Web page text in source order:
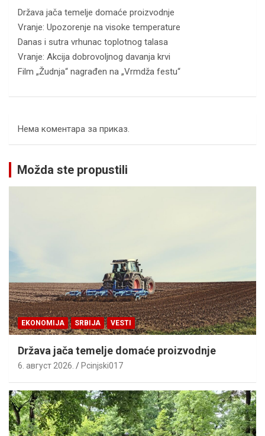
Država jača temelje domaće proizvodnje
Vranje: Upozorenje na visoke temperature
Danas i sutra vrhunac toplotnog talasa
Vranje: Akcija dobrovoljnog davanja krvi
Film „Žudnja“ nagrađen na „Vrmdža festu“
Нема коментара за приказ.
Možda ste propustili
EKONOMIJA SRBIJA VESTI
Država jača temelje domaće proizvodnje
6. август 2026. Pcinjski017